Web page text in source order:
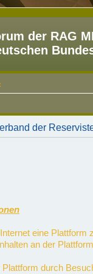
der RAG
der
eine
an der
durch